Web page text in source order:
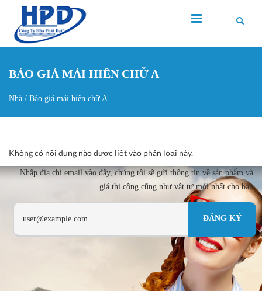
Nhảy đến nội dung
BÁO GIÁ MÁI HIÊN CHỮ A
Nhà / Báo giá mái hiên chữ A
Không có nội dung nào được liệt vào phân loại này.
Nhập địa chi email vào đây, chúng tôi sẽ gửi thông tin về sản phẩm và
giá thi công cũng như vật tư mới nhất cho bạn